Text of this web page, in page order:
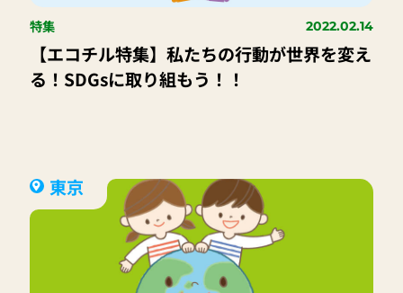
特集 2022.02.14
【エコチル特集】私たちの行動が世界を変え
る！SDGsに取り組もう！！
東京